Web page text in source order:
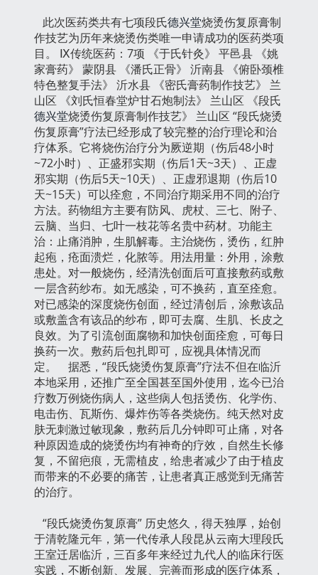
此次医药类共有七项段氏德兴堂烧烫伤复原膏制
作技艺为历年来烧烫伤类唯一申请成功的医药类项
目。 Ⅸ传统医药：7项 《于氏针灸》 平邑县 《姚
家膏药》 蒙阴县 《潘氏正骨》 沂南县 《俯卧颈椎
特色整复手法》 沂水县 《密氏膏药制作技艺》 兰
山区 《刘氏恒春堂炉甘石炮制法》 兰山区 《段氏
德兴堂烧烫伤复原膏制作技艺》 兰山区 “段氏烧烫
伤复原膏”疗法已经形成了较完整的治疗理论和治
疗体系。它将烧伤治疗分为厥逆期（伤后48小时
~72小时）、正盛邪实期（伤后1天~3天）、正虚
邪实期（伤后5天~10天）、正虚邪退期（伤后10
天~15天）可以痊愈，不同治疗期采用不同的治疗
方法。药物组方主要有防风、虎杖、三七、附子、
云脑、当归、七叶一枝花等名贵中药材。功能主
治：止痛消肿，生肌解毒。主治烧伤，烫伤，红肿
起疱，疮面溃烂，化脓等。用法用量：外用，涂敷
患处。对一般烧伤，经清洗创面后可直接敷药或敷
一层含药纱布。如无感染，可不换药，直至痊愈。
对已感染的深度烧伤创面，经过清创后，涂敷该品
或敷盖含有该品的纱布，即可去腐、生肌、长皮之
良效。为了引流创面腐物和加快创面痊愈，可每日
换药一次。敷药后包扎即可，应视具体情况而
定。 据悉，“段氏烧烫伤复原膏”疗法不但在临沂
本地采用，还推广至全国甚至国外使用，迄今已治
疗数万例烧伤病人，这些病人包括烫伤、化学伤、
电击伤、瓦斯伤、爆炸伤等各类烧伤。纯天然对皮
肤无刺激过敏现象，敷药后几分钟即可止痛，对各
种原因造成的烧烫伤均有神奇的疗效，自然生长修
复，不留疤痕，无需植皮，给患者减少了由于植皮
而带来的不必要的痛苦，让患者真正感觉到无痛苦
的治疗。
“段氏烧烫伤复原膏” 历史悠久，得天独厚，始创
于清乾隆元年，第一代传承人段昆从云南大理段氏
王室迁居临沂，三百多年来经过九代人的临床行医
实践，不断创新、发展、完善而形成的医疗体系，